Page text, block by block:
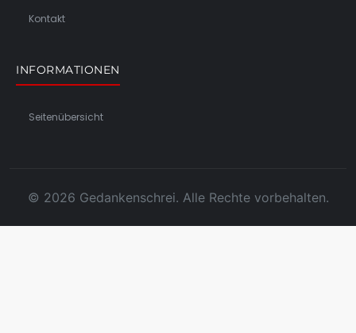
Kontakt
INFORMATIONEN
Seitenübersicht
© 2026 Gedankenschrei. Alle Rechte vorbehalten.